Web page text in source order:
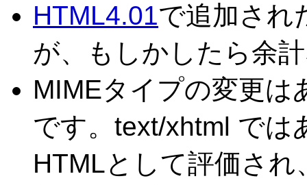
HTML4.01で追加され
が、もしかしたら余
MIMEタイプの変更は
です。text/xhtml では
HTMLとして評価さ